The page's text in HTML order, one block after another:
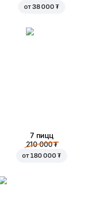
от 38 000 ₮
7 пицц
210 000 ₮
от 180 000 ₮